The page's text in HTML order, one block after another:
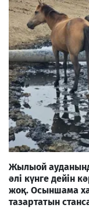
Жылыой
әлі күнге дейін
жоқ. Осыншама
тазартатын